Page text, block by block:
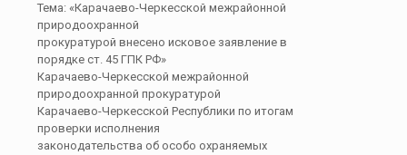
Тема: «Карачаево-Черкесской межрайонной
природоохранной
прокуратурой внесено исковое заявление в
порядке ст. 45 ГПК РФ»
Карачаево-Черкесской межрайонной
природоохранной прокуратурой
Карачаево-Черкесской Республики по итогам
проверки исполнения
законодательства об особо охраняемых